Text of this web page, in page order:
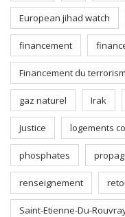
European jihad watch
financement
Financement du
gaz naturel Irak
Justice logements
phosphates
renseignement
Saint-Etienne-Du-